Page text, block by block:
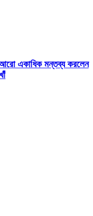
আরো একাধিক মন্তব্য করলেন